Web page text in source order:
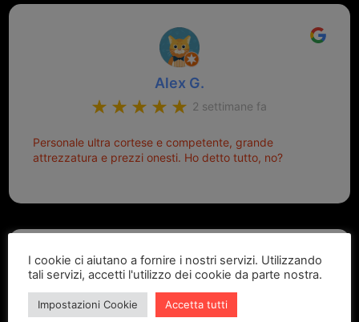
Alex G.
2 settimane fa
Personale ultra cortese e competente, grande
attrezzatura e prezzi onesti. Ho detto tutto, no?
Marcello Dastoli
I cookie ci aiutano a fornire i nostri servizi. Utilizzando
tali servizi, accetti l'utilizzo dei cookie da parte nostra.
Impostazioni Cookie Accetta tutti